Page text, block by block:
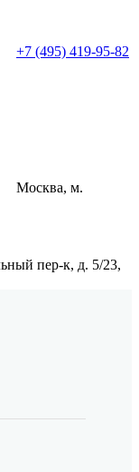
+7 (495) 419-95-82
Москва, м.
пер-к, д. 5/23,